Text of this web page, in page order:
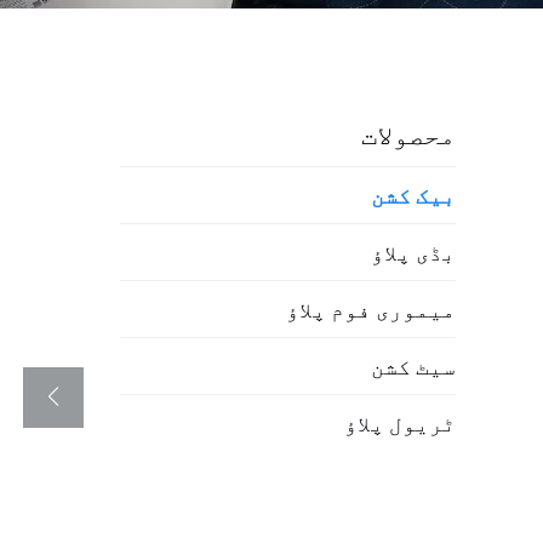
محصولات
بیک کشن
بڈی پلاؤ
میموری فوم پلاؤ
سیٹ کشن
ٹریول پلاؤ